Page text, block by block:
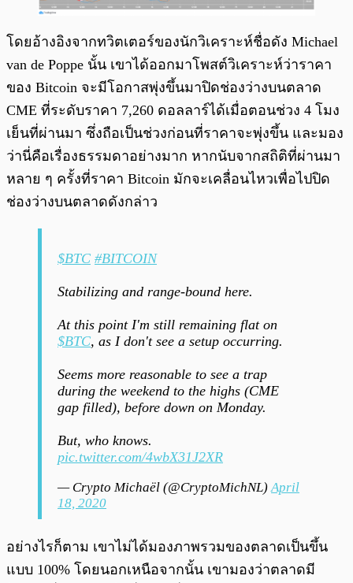
โดยอ้างอิงจากทวิตเตอร์ของนักวิเคราะห์ชื่อดัง Michael
van de Poppe นั้น เขาได้ออกมาโพสต์วิเคราะห์ว่าราคา
ของ Bitcoin จะมีโอกาสพุ่งขึ้นมาปิดช่องว่างบนตลาด
CME ที่ระดับราคา 7,260 ดอลลาร์ได้เมื่อตอนช่วง 4 โมง
เย็นที่ผ่านมา ซึ่งถือเป็นช่วงก่อนที่ราคาจะพุ่งขึ้น และมอง
ว่านี่คือเรื่องธรรมดาอย่างมาก หากนับจากสถิติที่ผ่านมา
หลาย ๆ ครั้งที่ราคา Bitcoin มักจะเคลื่อนไหวเพื่อไปปิด
ช่องว่างบนตลาดดังกล่าว
$BTC #BITCOIN
Stabilizing and range-bound here.
At this point I'm still remaining flat on
$BTC, as I don't see a setup occurring.
Seems more reasonable to see a trap
during the weekend to the highs (CME
gap filled), before down on Monday.
But, who knows.
pic.twitter.com/4wbX31J2XR
— Crypto Michaël (@CryptoMichNL)April
18, 2020
อย่างไรก็ตาม เขาไม่ได้มองภาพรวมของตลาดเป็นขึ้น
แบบ 100% โดยนอกเหนือจากนั้น เขามองว่าตลาดมี